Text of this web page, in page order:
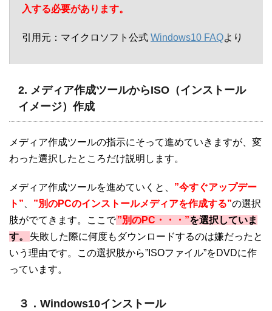
入する必要があります。
引用元：マイクロソフト公式 Windows10 FAQより
2. メディア作成ツールからISO（インストール
イメージ）作成
メディア作成ツールの指示にそって進めていきますが、変
わった選択したところだけ説明します。
メディア作成ツールを進めていくと、 ”今すぐアップデー
ト”
”別のPCのインストールメディアを作成する”の選択
肢がでてきます。ここで”別のPC・・・”を選択していま
す。
失敗した際に何度もダウンロードするのは嫌だったと
いう理由です。この選択肢から”ISOファイル”をDVDに作
っています。
３．Windows10インストール